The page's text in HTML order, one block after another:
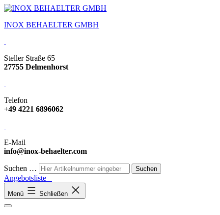
INOX BEHAELTER GMBH
Steller Straße 65
27755 Delmenhorst
Telefon
+49 4221 6896062
E-Mail
info@inox-behaelter.com
Suchen …
Angebotsliste
Menü Schließen